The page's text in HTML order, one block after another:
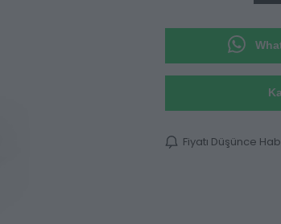
Fiyatı Düşünce